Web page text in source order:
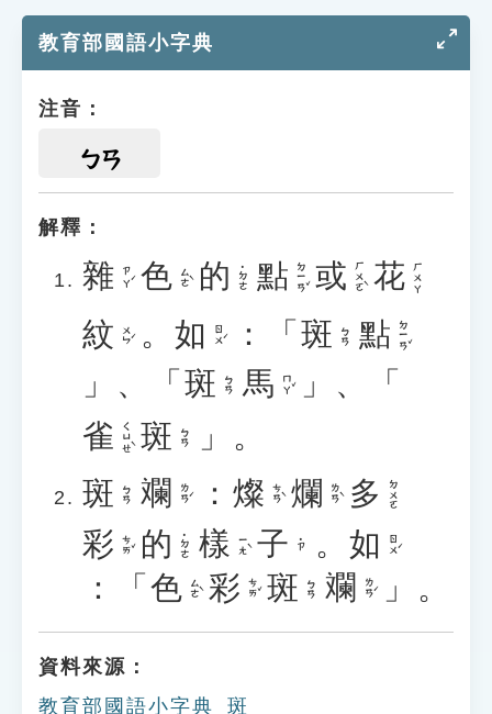
教育部國語小字典
注音：
ㄅㄢ
解釋：
雜 ㄗㄚˊ 色 ㄙㄜˋ 的 ˙ㄉㄜ 點 ㄉㄧㄢˇ 或 ㄏㄨㄛˋ 花 ㄏㄨㄚ
紋 ㄨㄣˊ 。 如 ㄖㄨˊ ：「 斑 ㄅㄢ 點 ㄉㄧㄢˇ
」、「 斑 ㄅㄢ 馬 ㄇㄚˇ
」、「
雀 ㄑㄩㄝˋ 斑 ㄅㄢ
」。
斑 ㄅㄢ 斕 ㄌㄢˊ ： 燦 ㄘㄢˋ 爛 ㄌㄢˋ 多 ㄉㄨㄛ
彩 ㄘㄞˇ 的 ˙ㄉㄜ 樣 ㄧㄤˋ 子 ˙ㄗ 。 如 ㄖㄨˊ
：「 色 ㄙㄜˋ 彩 ㄘㄞˇ 斑 ㄅㄢ 斕 ㄌㄢˊ 」。
資料來源：
教育部國語小字典_斑